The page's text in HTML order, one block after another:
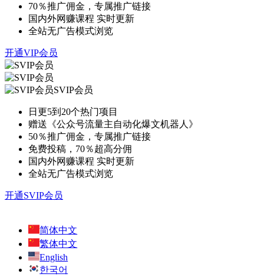
70％推广佣金，专属推广链接
国内外网赚课程 实时更新
全站无广告模式浏览
开通VIP会员
SVIP会员
日更5到20个热门项目
赠送《公众号流量主自动化爆文机器人》
50％推广佣金，专属推广链接
免费投稿，70％超高分佣
国内外网赚课程 实时更新
全站无广告模式浏览
开通SVIP会员
简体中文
繁体中文
English
한국어